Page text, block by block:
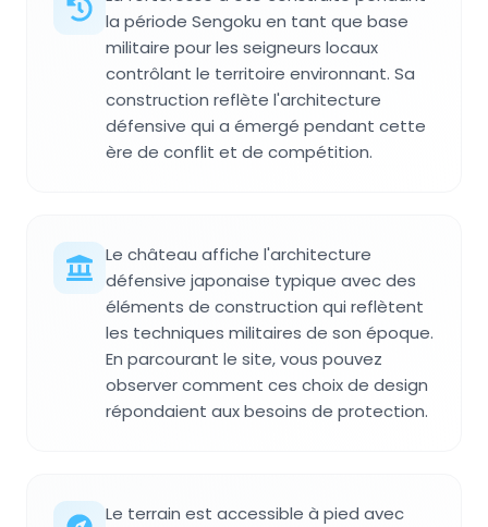
la période Sengoku en tant que base
militaire pour les seigneurs locaux
contrôlant le territoire environnant. Sa
construction reflète l'architecture
défensive qui a émergé pendant cette
ère de conflit et de compétition.
Le château affiche l'architecture
défensive japonaise typique avec des
éléments de construction qui reflètent
les techniques militaires de son époque.
En parcourant le site, vous pouvez
observer comment ces choix de design
répondaient aux besoins de protection.
Le terrain est accessible à pied avec